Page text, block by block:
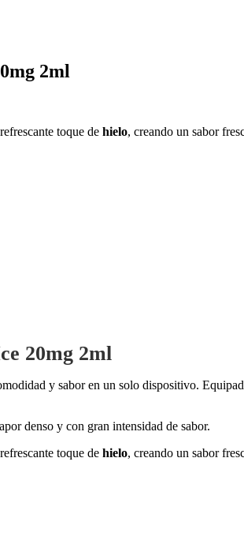
2ml
toque de hielo, creando un sabor
20mg 2ml
y sabor en un solo dispositivo.
denso y con gran intensidad de sabor.
toque de hielo, creando un sabor